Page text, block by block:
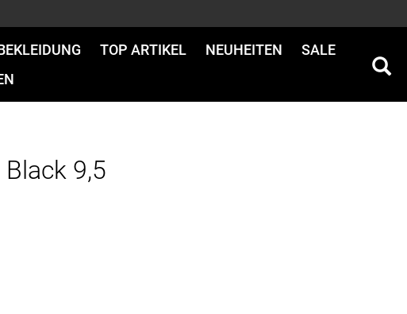
TOP ARTIKEL NEUHEITEN
SALE
9,5